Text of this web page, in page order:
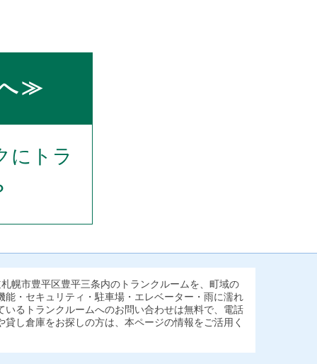
≫
にトラ
幌市豊平区豊平三条内のトランクルームを、町域の
・セキュリティ・駐車場・エレベーター・雨に濡れ
るトランクルームへのお問い合わせは無料で、電話
し倉庫をお探しの方は、本ページの情報をご活用く